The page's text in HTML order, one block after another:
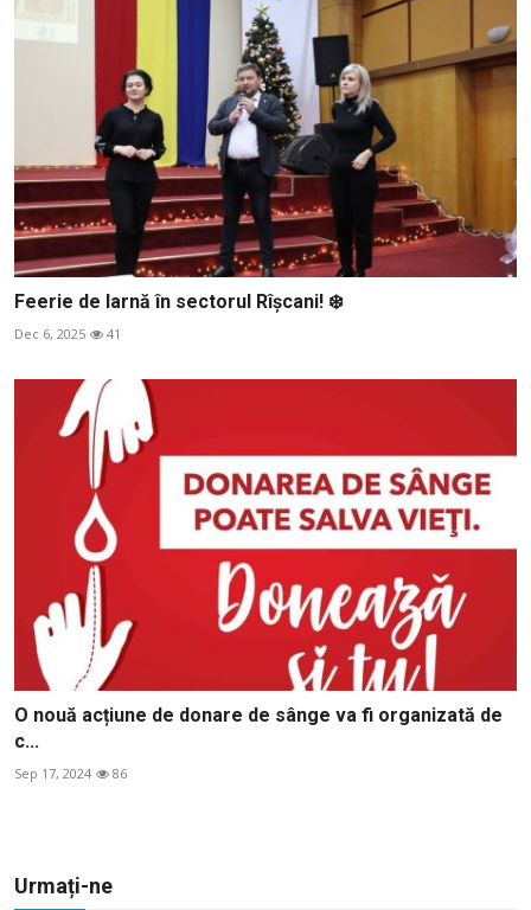
Feerie de Iarnă în sectorul Rîșcani! ❄️
Dec 6, 2025 41
O nouă acțiune de donare de sânge va fi organizată de
c...
Sep 17, 2024 86
Urmați-ne